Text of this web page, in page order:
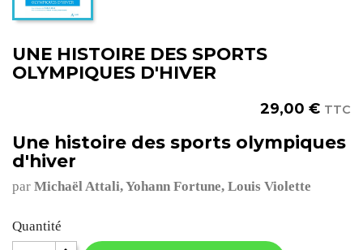
UNE HISTOIRE DES SPORTS
OLYMPIQUES D'HIVER
29,00 € TTC
Une histoire des sports olympiques
d'hiver
par Michaël Attali, Yohann Fortune, Louis Violette
Quantité